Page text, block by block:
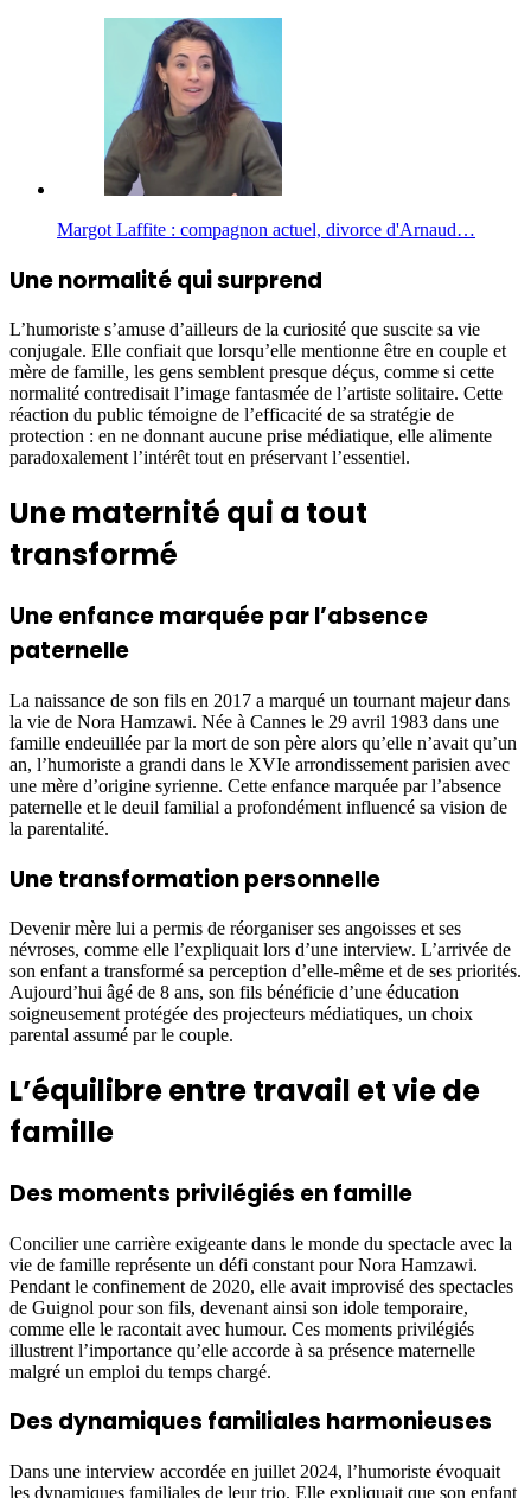
Margot Laffite : compagnon actuel, divorce d'Arnaud…
Une normalité qui surprend
L’humoriste s’amuse d’ailleurs de la curiosité que suscite sa vie
conjugale. Elle confiait que lorsqu’elle mentionne être en couple et
mère de famille, les gens semblent presque déçus, comme si cette
normalité contredisait l’image fantasmée de l’artiste solitaire. Cette
réaction du public témoigne de l’efficacité de sa stratégie de
protection : en ne donnant aucune prise médiatique, elle alimente
paradoxalement l’intérêt tout en préservant l’essentiel.
Une maternité qui a tout
transformé
Une enfance marquée par l’absence
paternelle
La naissance de son fils en 2017 a marqué un tournant majeur dans
la vie de Nora Hamzawi. Née à Cannes le 29 avril 1983 dans une
famille endeuillée par la mort de son père alors qu’elle n’avait qu’un
an, l’humoriste a grandi dans le XVIe arrondissement parisien avec
une mère d’origine syrienne. Cette enfance marquée par l’absence
paternelle et le deuil familial a profondément influencé sa vision de
la parentalité.
Une transformation personnelle
Devenir mère lui a permis de réorganiser ses angoisses et ses
névroses, comme elle l’expliquait lors d’une interview. L’arrivée de
son enfant a transformé sa perception d’elle-même et de ses priorités.
Aujourd’hui âgé de 8 ans, son fils bénéficie d’une éducation
soigneusement protégée des projecteurs médiatiques, un choix
parental assumé par le couple.
L’équilibre entre travail et vie de
famille
Des moments privilégiés en famille
Concilier une carrière exigeante dans le monde du spectacle avec la
vie de famille représente un défi constant pour Nora Hamzawi.
Pendant le confinement de 2020, elle avait improvisé des spectacles
de Guignol pour son fils, devenant ainsi son idole temporaire,
comme elle le racontait avec humour. Ces moments privilégiés
illustrent l’importance qu’elle accorde à sa présence maternelle
malgré un emploi du temps chargé.
Des dynamiques familiales harmonieuses
Dans une interview accordée en juillet 2024, l’humoriste évoquait
les dynamiques familiales de leur trio. Elle expliquait que son enfant